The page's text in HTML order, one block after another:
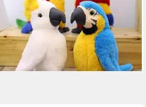
Spielzeug Kinder Blau 30 cm
grün
52,95 €
lieferbar - in 2-3 Werktagen bei dir